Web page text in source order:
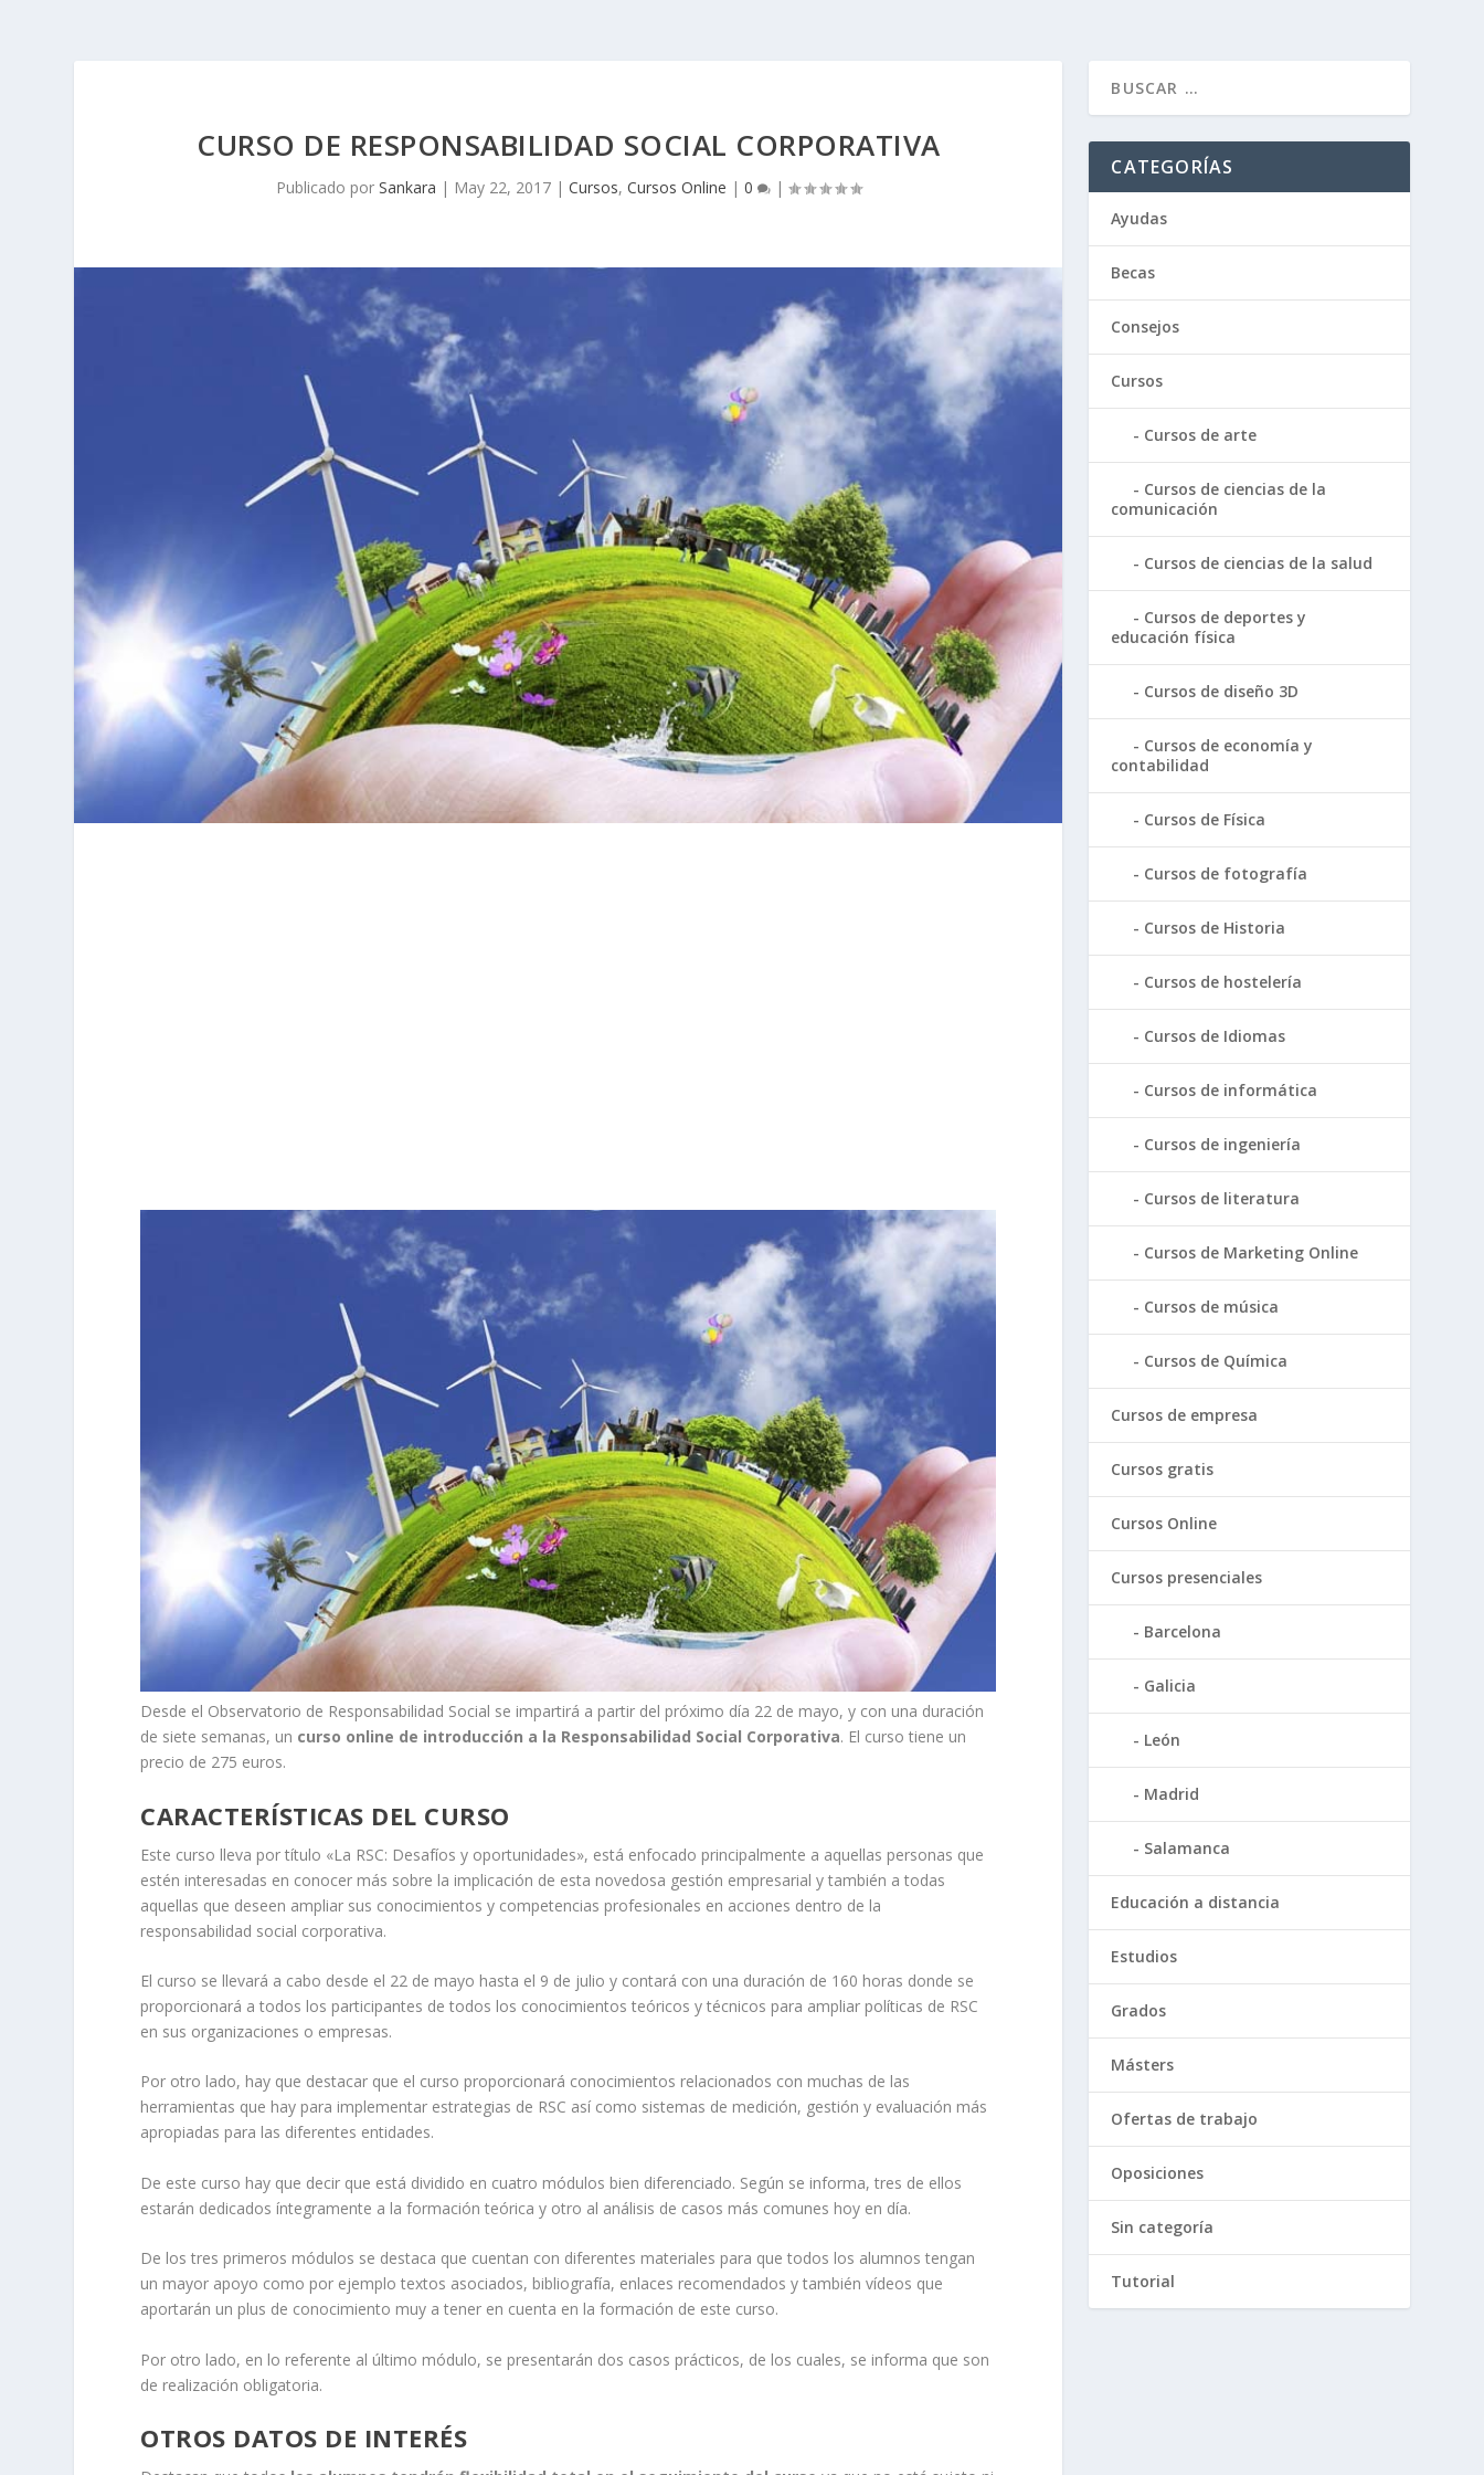
CURSO DE RESPONSABILIDAD SOCIAL CORPORATIVA
Publicado por Sankara | May 22, 2017| Cursos, Cursos Online | 0 |
Desde el Observatorio de Responsabilidad Social se impartirá a partir del próximo día 22 de mayo, y con una duración
de siete semanas, un curso online de introducción a la Responsabilidad Social Corporativa. El curso tiene un
precio de 275 euros.
CARACTERÍSTICAS DEL CURSO
Este curso lleva por título «La RSC: Desafíos y oportunidades», está enfocado principalmente a aquellas personas que
estén interesadas en conocer más sobre la implicación de esta novedosa gestión empresarial y también a todas
aquellas que deseen ampliar sus conocimientos y competencias profesionales en acciones dentro de la
responsabilidad social corporativa.
El curso se llevará a cabo desde el 22 de mayo hasta el 9 de julio y contará con una duración de 160 horas donde se
proporcionará a todos los participantes de todos los conocimientos teóricos y técnicos para ampliar políticas de RSC
en sus organizaciones o empresas.
Por otro lado, hay que destacar que el curso proporcionará conocimientos relacionados con muchas de las
herramientas que hay para implementar estrategias de RSC así como sistemas de medición, gestión y evaluación más
apropiadas para las diferentes entidades.
De este curso hay que decir que está dividido en cuatro módulos bien diferenciado. Según se informa, tres de ellos
estarán dedicados íntegramente a la formación teórica y otro al análisis de casos más comunes hoy en día.
De los tres primeros módulos se destaca que cuentan con diferentes materiales para que todos los alumnos tengan
un mayor apoyo como por ejemplo textos asociados, bibliografía, enlaces recomendados y también vídeos que
aportarán un plus de conocimiento muy a tener en cuenta en la formación de este curso.
Por otro lado, en lo referente al último módulo, se presentarán dos casos prácticos, de los cuales, se informa que son
de realización obligatoria.
OTROS DATOS DE INTERÉS
CATEGORÍAS
Ayudas
Becas
Consejos
Cursos
Cursos de arte
Cursos de ciencias de la
comunicación
Cursos de ciencias de la salud
Cursos de deportes y
educación física
Cursos de diseño 3D
Cursos de economía y
contabilidad
Cursos de Física
Cursos de fotografía
Cursos de Historia
Cursos de hostelería
Cursos de Idiomas
Cursos de informática
Cursos de ingeniería
Cursos de literatura
Cursos de Marketing Online
Cursos de música
Cursos de Química
Cursos de empresa
Cursos gratis
Cursos Online
Cursos presenciales
Barcelona
Galicia
León
Madrid
Salamanca
Educación a distancia
Estudios
Grados
Másters
Ofertas de trabajo
Oposiciones
Sin categoría
Tutorial